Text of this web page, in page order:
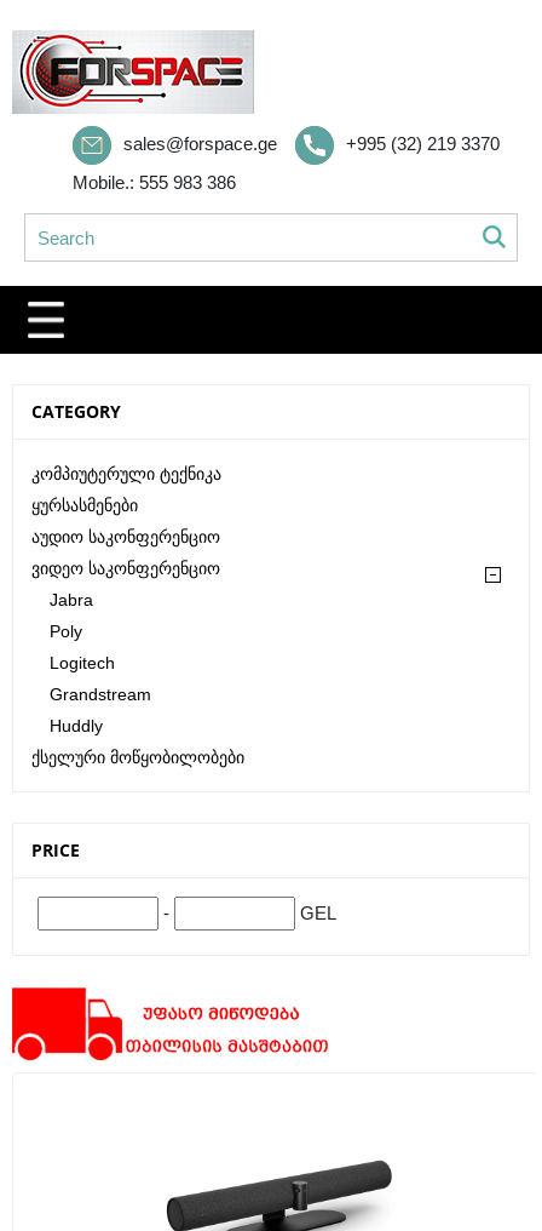
sales@forspace.ge
+995 (32) 219 3370
Mobile.: 555 983 386
CATEGORY
Კომპიუტერული Ტექნიკა
Ყურსასმენები
Აუდიო Საკონფერენციო
Ვიდეო Საკონფერენციო
Jabra
Poly
Logitech
Grandstream
Huddly
Ქსელური Მოწყობილობები
PRICE
- GEL